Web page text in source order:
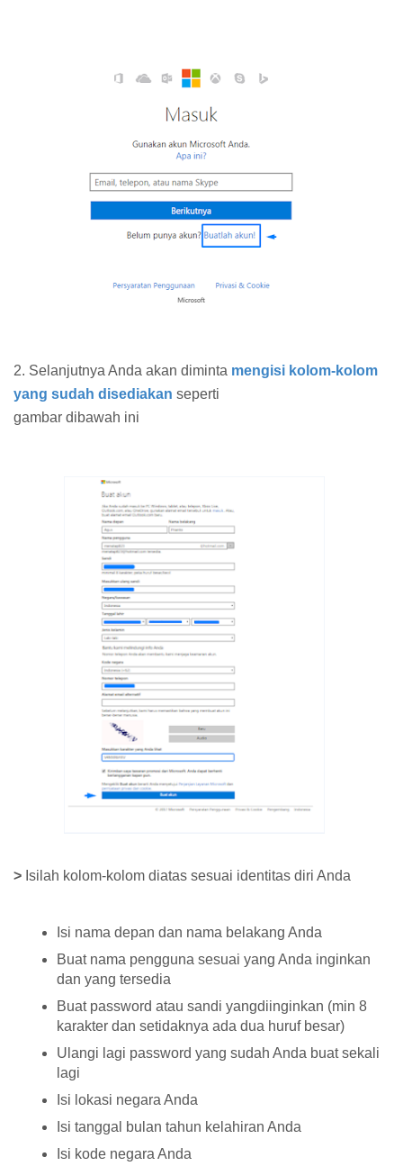
2. Selanjutnya Anda akan diminta mengisi kolom-kolom
yang sudah disediakan seperti
gambar dibawah ini
> Isilah kolom-kolom diatas sesuai identitas diri Anda
Isi nama depan dan nama belakang Anda
Buat nama pengguna sesuai yang Anda inginkan
dan yang tersedia
Buat password atau sandi yangdiinginkan (min 8
karakter dan setidaknya ada dua huruf besar)
Ulangi lagi password yang sudah Anda buat sekali
lagi
Isi lokasi negara Anda
Isi tanggal bulan tahun kelahiran Anda
Isi kode negara Anda